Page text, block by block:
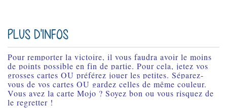
PLUS D'INFOS
Pour remporter la victoire, il vous faudra avoir le moins
de points possible en fin de partie. Pour cela, jetez vos
grosses cartes OU préférez jouer les petites. Séparez-
vous de vos cartes OU gardez celles de même couleur.
Vous avez la carte Mojo ? Soyez bon ou vous risquez de
le regretter !